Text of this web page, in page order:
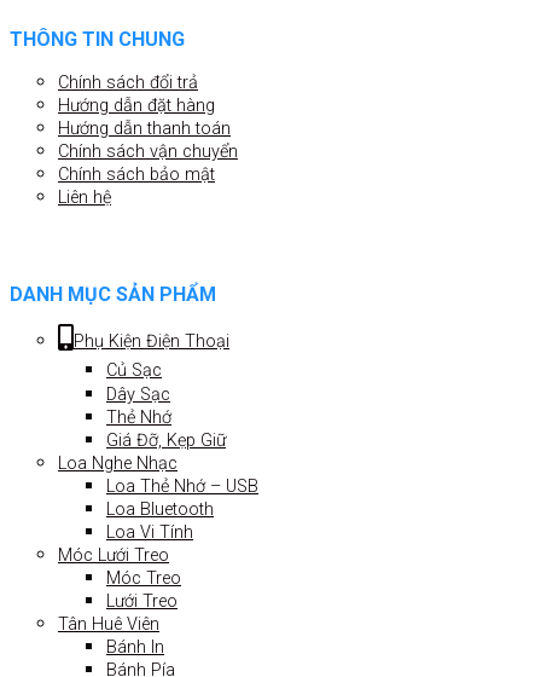
THÔNG TIN CHUNG
Chính sách đổi trả
Hướng dẫn đặt hàng
Hướng dẫn thanh toán
Chính sách vận chuyển
Chính sách bảo mật
Liên hệ
DANH MỤC SẢN PHẨM
Phụ Kiện Điện Thoại
Củ Sạc
Dây Sạc
Thẻ Nhớ
Giá Đỡ, Kẹp Giữ
Loa Nghe Nhạc
Loa Thẻ Nhớ – USB
Loa Bluetooth
Loa Vi Tính
Móc Lưới Treo
Móc Treo
Lưới Treo
Tân Huê Viên
Bánh In
Bánh Pía